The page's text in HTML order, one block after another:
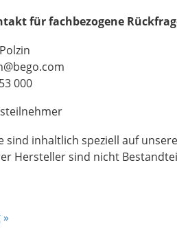
für fachbezogene
000
sind inhaltlich speziell auf
Hersteller sind nicht